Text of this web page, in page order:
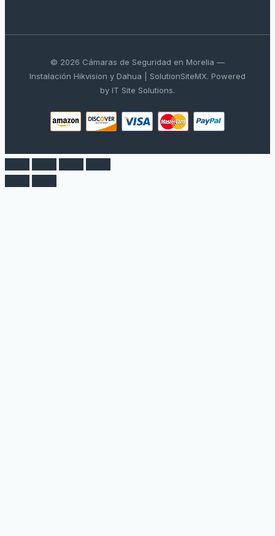
© 2026 Cámaras de Seguridad en Morelia —
Instalación Hikvision y Dahua | SolutionSiteMX. Powered
by IT Site Solutions.